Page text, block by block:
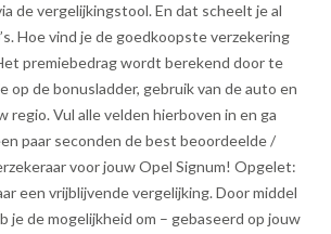
de vergelijkingstool. En dat scheelt je al
Hoe vind je de goedkoopste verzekering
premiebedrag wordt berekend door te
op de bonusladder, gebruik van de auto en
Vul alle velden hierboven in en ga
paar seconden de best beoordeelde /
voor jouw Opel Signum! Opgelet:
een vrijblijvende vergelijking. Door middel
je de mogelijkheid om – gebaseerd op jouw